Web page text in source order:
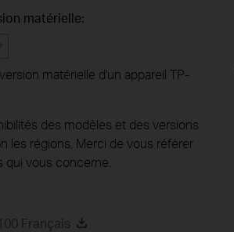
matérielle:
matérielle d'un appareil TP-
des modèles et des versions
les régions. Merci de vous référer
qui vous concerne.
Français